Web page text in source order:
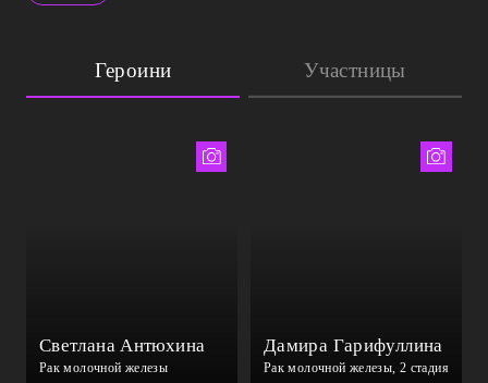
Героини Участницы
Лизавета Прахова
Светлана Антюхина
Рак молочной железы
Тимур Биктимеров
Дамира Гарифуллина
Рак молочной железы, 2 стадия